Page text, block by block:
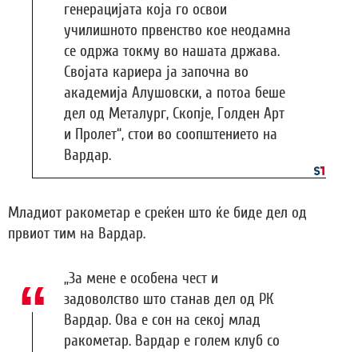
генерацијата која го освои
училишното првенство кое неодамна
се одржа токму во нашата држава.
Својата кариера ја започна во
академија Алушовски, а потоа беше
дел од Металург, Скопје, Голден Арт
и Пролет“, стои во соопштението на
Вардар.
Младиот ракометар е среќен што ќе биде дел од
првиот тим на Вардар.
„За мене е особена чест и
задоволство што станав дел од РК
Вардар. Ова е сон на секој млад
ракометар. Вардар е голем клуб со